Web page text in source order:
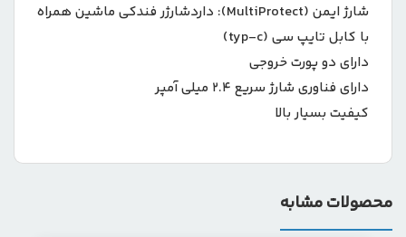
شارژ ایمن (MultiProtect):
داردشارژر فندکی ماشین همراه
با کابل تایپ سی (typ-c)
دارای دو پورت خروجی
دارای فناوری شارژ سریع 2.4 میلی آمپر
کیفیت بسیار بالا
محصولات مشابه